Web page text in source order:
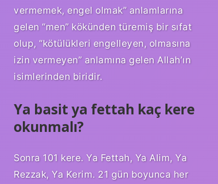
vermemek, engel olmak” anlamlarına
gelen “men” kökünden türemiş bir sıfat
olup, “kötülükleri engelleyen, olmasına
izin vermeyen” anlamına gelen Allah’ın
isimlerinden biridir.
Ya basit ya fettah kaç kere
okunmalı?
Sonra 101 kere. Ya Fettah, Ya Alim, Ya
Rezzak, Ya Kerim. 21 gün boyunca her